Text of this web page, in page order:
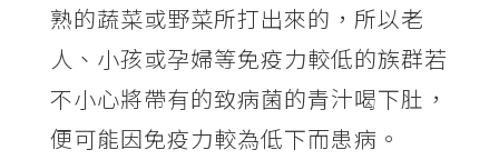
熟的蔬菜或野菜所打出來的，所以老
人、小孩或孕婦等免疫力較低的族群若
不小心將帶有的致病菌的青汁喝下肚，
便可能因免疫力較為低下而患病。